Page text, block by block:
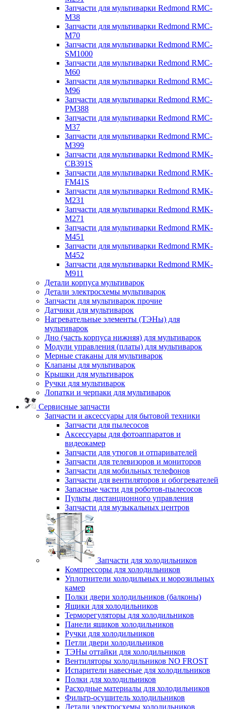
Запчасти для мультиварки Redmond RMC-
M38
Запчасти для мультиварки Redmond RMC-
M70
Запчасти для мультиварки Redmond RMC-
SM1000
Запчасти для мультиварки Redmond RMC-
M60
Запчасти для мультиварки Redmond RMC-
M96
Запчасти для мультиварки Redmond RMC-
PM388
Запчасти для мультиварки Redmond RMC-
M37
Запчасти для мультиварки Redmond RMC-
M399
Запчасти для мультиварки Redmond RMK-
CB391S
Запчасти для мультиварки Redmond RMK-
FM41S
Запчасти для мультиварки Redmond RMK-
M231
Запчасти для мультиварки Redmond RMK-
M271
Запчасти для мультиварки Redmond RMK-
M451
Запчасти для мультиварки Redmond RMK-
M452
Запчасти для мультиварки Redmond RMK-
M911
Детали корпуса мультиварок
Детали электросхемы мультиварок
Запчасти для мультиварок прочие
Датчики для мультиварок
Нагревательные элементы (ТЭНы) для
мультиварок
Дно (часть корпуса нижняя) для мультиварок
Модули управления (платы) для мультиварок
Мерные стаканы для мультиварок
Клапаны для мультиварок
Крышки для мультиварок
Ручки для мультиварок
Лопатки и черпаки для мультиварок
Сервисные запчасти
Запчасти и аксессуары для бытовой техники
Запчасти для пылесосов
Аксессуары для фотоаппаратов и
видеокамер
Запчасти для утюгов и отпаривателей
Запчасти для телевизоров и мониторов
Запчасти для мобильных телефонов
Запчасти для вентиляторов и обогревателей
Запасные части для роботов-пылесосов
Пульты дистанционного управления
Запчасти для музыкальных центров
Запчасти для холодильников
Компрессоры для холодильников
Уплотнители холодильных и морозильных
камер
Полки двери холодильников (балконы)
Ящики для холодильников
Терморегуляторы для холодильников
Панели ящиков холодильников
Ручки для холодильников
Петли двери холодильников
ТЭНы оттайки для холодильников
Вентиляторы холодильников NO FROST
Испарители навесные для холодильников
Полки для холодильников
Расходные материалы для холодильников
Фильтр-осушитель холодильников
Детали электросхемы холодильников